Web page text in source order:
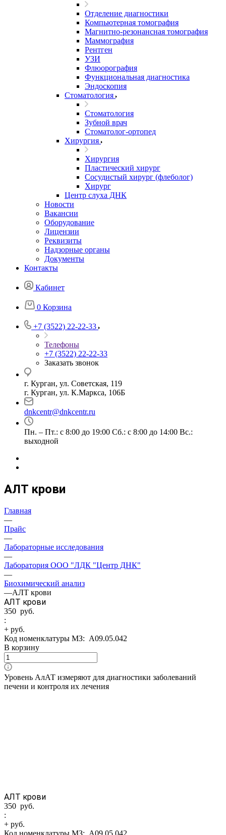
Отделение диагностики
Компьютерная томография
Магнитно-резонансная томография
Маммография
Рентген
УЗИ
Флюорография
Функциональная диагностика
Эндоскопия
Стоматология
Стоматология
Зубной врач
Стоматолог-ортопед
Хирургия
Хирургия
Пластический хирург
Сосудистый хирург (флеболог)
Хирург
Центр слуха ДНК
Новости
Вакансии
Оборудование
Лицензии
Реквизиты
Надзорные органы
Документы
Контакты
Кабинет
0 Корзина
+7 (3522) 22-22-33
Телефоны
+7 (3522) 22-22-33
Заказать звонок
г. Курган, ул. Советская, 119
г. Курган, ул. К.Маркса, 106Б
dnkcentr@dnkcentr.ru
Пн. – Пт.: с 8:00 до 19:00 Сб.: с 8:00 до 14:00 Вс.:
выходной
АЛТ крови
Главная
—
Прайс
—
Лабораторные исследования
—
Лаборатория ООО "ЛДК "Центр ДНК"
—
Биохимический анализ
—АЛТ крови
АЛТ крови
350 руб.
:
+ руб.
Код номенклатуры МЗ: A09.05.042
В корзину
Уровень АлАТ измеряют для диагностики заболеваний
печени и контроля их лечения
АЛТ крови
350 руб.
:
+ руб.
Код номенклатуры МЗ:
A09.05.042